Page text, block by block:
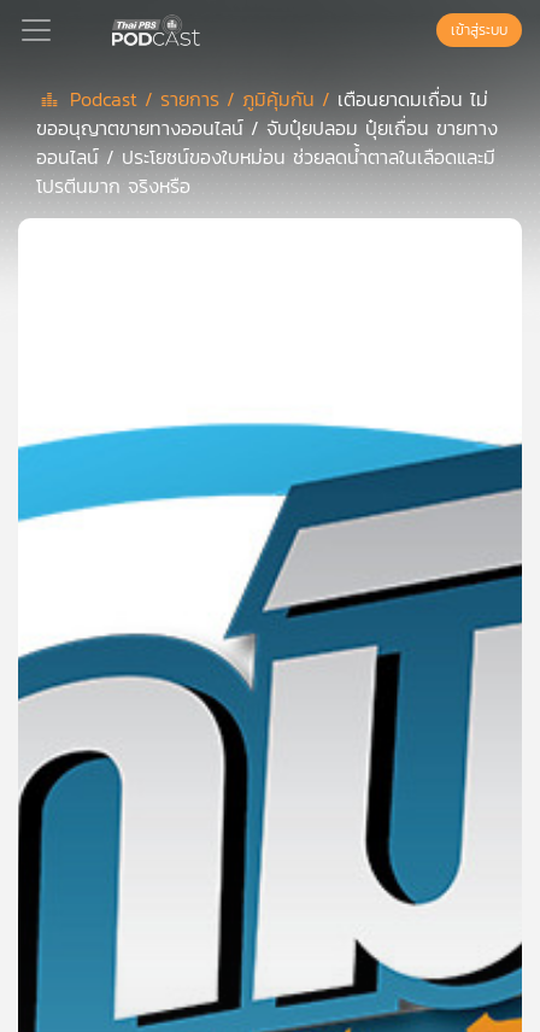
Podcast
เพล
ย์
ของ
เพลง
ข่าว
กิจกรรม
เกี่ยว
กับ
เรา
เข้าสู่ระบบ
Podcast / รายการ /ภูมิคุ้มกัน / เตือนยาดมเถื่อน ไม่
ขออนุญาตขายทางออนไลน์ / จับปุ๋ยปลอม ปุ๋ยเถื่อน ขายทาง
ออนไลน์ / ประโยชน์ของใบหม่อน ช่วยลดน้ำตาลในเลือดและมี
โปรตีนมาก จริงหรือ